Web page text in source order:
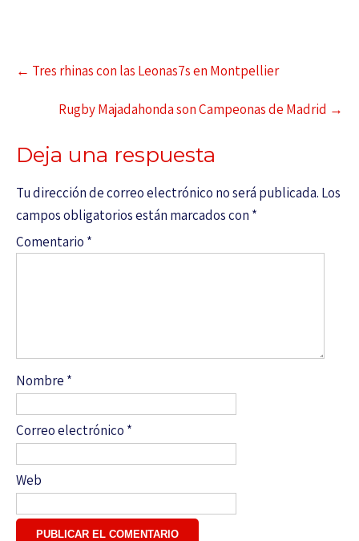
← Tres rhinas con las Leonas7s en Montpellier
Rugby Majadahonda son Campeonas de Madrid →
Deja una respuesta
Tu dirección de correo electrónico no será publicada. Los
campos obligatorios están marcados con *
Comentario *
Nombre *
Correo electrónico *
Web